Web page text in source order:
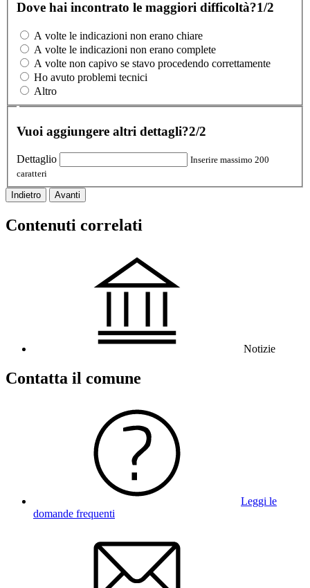
Dove hai incontrato le maggiori difficoltà?1/2
A volte le indicazioni non erano chiare
A volte le indicazioni non erano complete
A volte non capivo se stavo procedendo correttamente
Ho avuto problemi tecnici
Altro
Vuoi aggiungere altri dettagli?2/2
Dettaglio
Inserire massimo 200
caratteri
Indietro Avanti
Contenuti correlati
Notizie
Contatta il comune
Leggi le
domande frequenti